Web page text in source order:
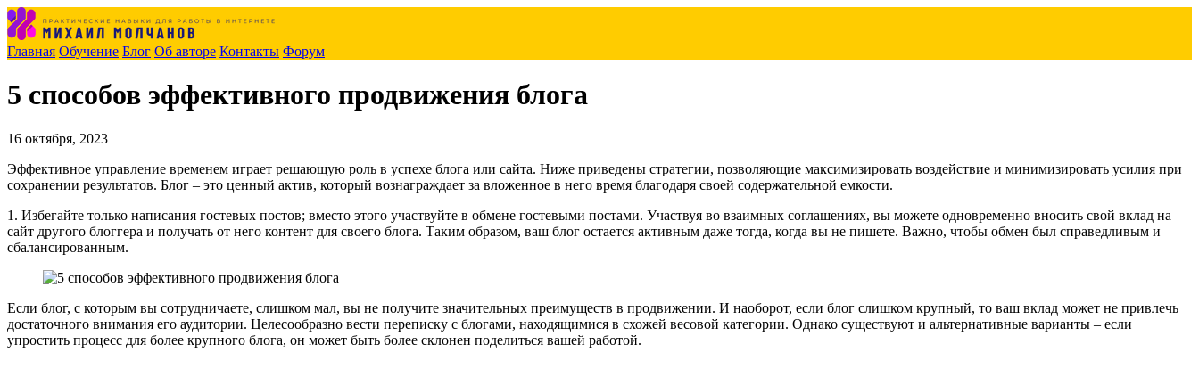
Главная Обучение Блог Об авторе Контакты Форум
5 способов эффективного продвижения блога
16 октября, 2023
Эффективное управление временем играет решающую роль в успехе блога или сайта. Ниже приведены стратегии, позволяющие максимизировать воздействие и минимизировать усилия при
сохранении результатов. Блог – это ценный актив, который вознаграждает за вложенное в него время благодаря своей содержательной емкости.
1. Избегайте только написания гостевых постов; вместо этого участвуйте в обмене гостевыми постами. Участвуя во взаимных соглашениях, вы можете одновременно вносить свой вклад на
сайт другого блоггера и получать от него контент для своего блога. Таким образом, ваш блог остается активным даже тогда, когда вы не пишете. Важно, чтобы обмен был справедливым и
сбалансированным.
Если блог, с которым вы сотрудничаете, слишком мал, вы не получите значительных преимуществ в продвижении. И наоборот, если блог слишком крупный, то ваш вклад может не привлечь
достаточного внимания его аудитории. Целесообразно вести переписку с блогами, находящимися в схожей весовой категории. Однако существуют и альтернативные варианты – если
упростить процесс для более крупного блога, он может быть более склонен поделиться вашей работой.